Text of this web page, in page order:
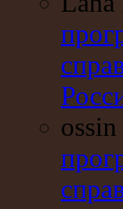
ossin